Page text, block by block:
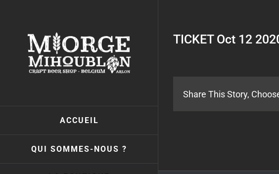
ACCUEIL
QUI SOMMES-NOUS ?
TICKET Oct 12
Share This Story,